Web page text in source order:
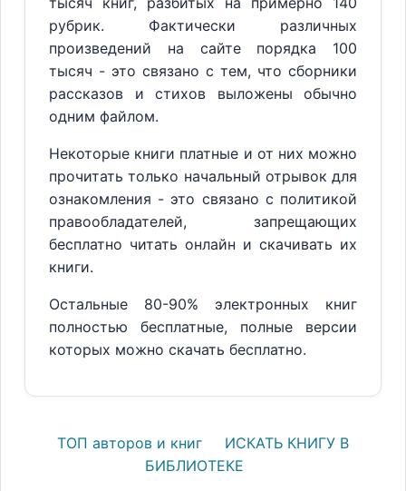
рубрик. Фактически различных
произведений на сайте порядка 100
тысяч - это связано с тем, что сборники
рассказов и стихов выложены обычно
одним файлом.
Некоторые книги платные и от них можно
прочитать только начальный отрывок для
ознакомления - это связано с политикой
правообладателей, запрещающих
бесплатно читать онлайн и скачивать их
книги.
Остальные 80-90% электронных книг
полностью бесплатные, полные версии
которых можно скачать бесплатно.
ТОП авторов и книг
ИСКАТЬ КНИГУ В
БИБЛИОТЕКЕ